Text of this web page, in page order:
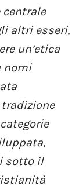
altri esseri,
un’etica
nomi
sotto il